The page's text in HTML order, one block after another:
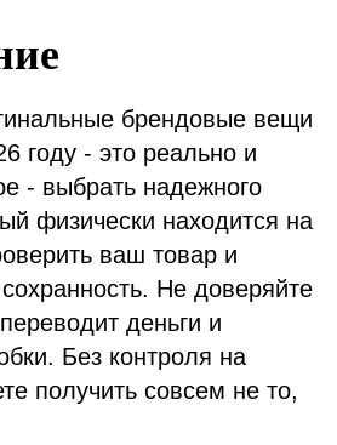
брендовые вещи
году - это реально и
- выбрать надежного
физически находится на
ваш товар и
сохранность. Не доверяйте
деньги и
Без контроля на
получить совсем не то,